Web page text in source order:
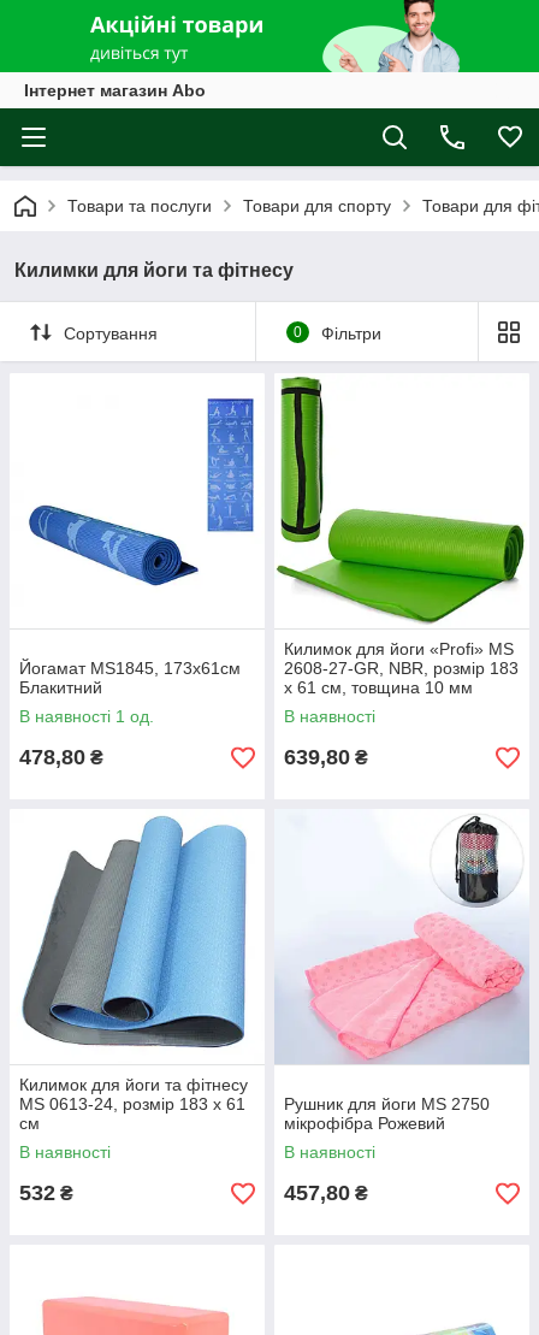
Інтернет магазин Abo
Товари та послуги Товари для спорту Товари для
Килимки для йоги та фітнесу
Сортування 0 Фільтри
Йогамат MS1845, 173х61см
Блакитний
В наявності 1 од.
478,80 ₴
Килимок для йоги «Profi» MS
2608-27-GR, NBR, розмір 183
х 61 см, товщина 10 мм
В наявності
639,80 ₴
Килимок для йоги та фітнесу
MS 0613-24, розмір 183 х 61
см
В наявності
532 ₴
Рушник для йоги MS 2750
мікрофібра Рожевий
В наявності
457,80 ₴